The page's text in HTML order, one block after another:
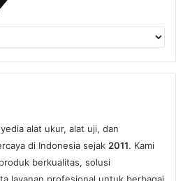
alat ukur, alat uji, dan
di Indonesia sejak 2011. Kami
berkualitas, solusi
layanan profesional untuk berbagai